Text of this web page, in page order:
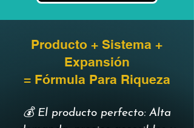
Producto + Sistema +
Expansión
= Fórmula Para Riqueza
💰 El producto perfecto: Alta